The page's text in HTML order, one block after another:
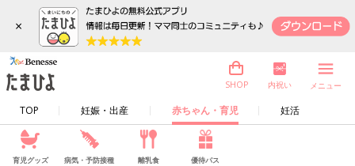
×
TOP 妊娠・出産 赤ちゃん・育児 妊活
SHOP 内祝い メニュー
育児グッズ 病気・予防接種 離乳食 優待パス